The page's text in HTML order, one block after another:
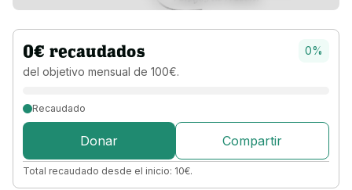
0€ recaudados
del objetivo mensual de 100€.
0%
Recaudado
Donar Compartir
Total recaudado desde el inicio: 10€.